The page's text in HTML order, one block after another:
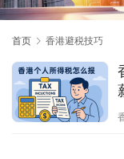
首页 香港避税技巧